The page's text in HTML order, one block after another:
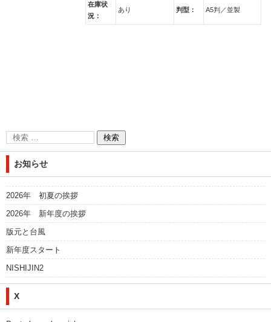
在庫状
況：
あり 判型： A5判／並製
お知らせ
2026年 初夏の挨拶
2026年 新年度の挨拶
版元と台風
新年度スタート
NISHIJIN2
X